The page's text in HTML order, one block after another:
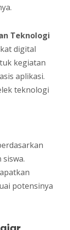
Teknologi
digital
kegiatan
aplikasi.
teknologi
potensinya